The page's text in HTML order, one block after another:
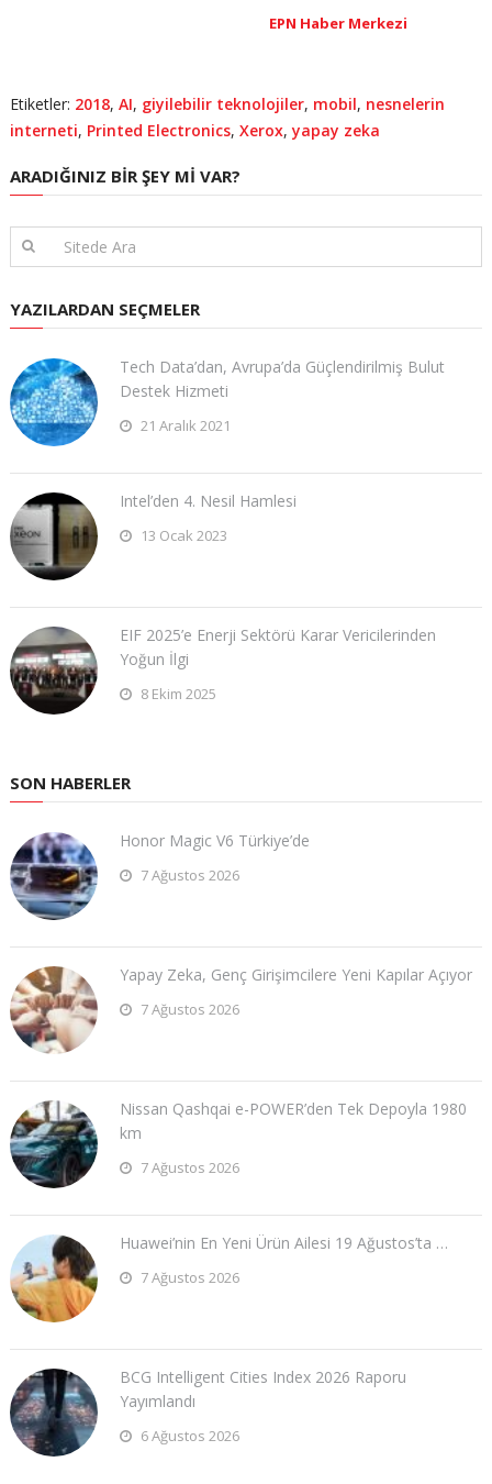
EPN Haber Merkezi
Etiketler: 2018, AI, giyilebilir teknolojiler, mobil, nesnelerin
interneti, Printed Electronics, Xerox,yapay zeka
ARADIĞINIZ BIR ŞEY MI VAR?
YAZILARDAN SEÇMELER
Tech Data’dan, Avrupa’da Güçlendirilmiş Bulut
Destek Hizmeti
21 Aralık 2021
Intel’den 4. Nesil Hamlesi
13 Ocak 2023
EIF 2025’e Enerji Sektörü Karar Vericilerinden
Yoğun İlgi
8 Ekim 2025
SON HABERLER
Honor Magic V6 Türkiye’de
7 Ağustos 2026
Yapay Zeka, Genç Girişimcilere Yeni Kapılar Açıyor
7 Ağustos 2026
Nissan Qashqai e-POWER’den Tek Depoyla 1980
km
7 Ağustos 2026
Huawei’nin En Yeni Ürün Ailesi 19 Ağustos’ta …
7 Ağustos 2026
BCG Intelligent Cities Index 2026 Raporu
Yayımlandı
6 Ağustos 2026